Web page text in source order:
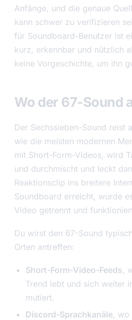
Anfänge, und die genaue
kann schwer zu verifizieren
für Soundboard-Benutzer ist
kurz, erkennbar und nützlich
keine Vorgeschichte, um ihn
Wo der 67-Sound
Der Sechssieben-Sound reist
wie die meisten modernen
mit Short-Form-Videos, wird
und durchmischt und leckt
Reaktionsclip ins breitere
Soundboard erreicht, wurde
Video getrennt und
Du wirst den 67-Sound
Orten antreffen:
Short-Form-Video-Feeds,
Trend lebt und sich weiter
mutiert.
Discord-Sprachkanäle, wo